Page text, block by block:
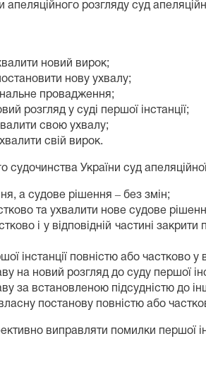
розгляду суд
новий вирок;
нову ухвалу;
провадження;
розгляд у суді першої інстанції;
свою ухвалу;
свій вирок.
судочинства України суд
а судове рішення ‒ без змін;
та ухвалити нове судове
і у відповідній частині
інстанції повністю або частково
на новий розгляд до суду першої
за встановленою підсудністю до
постанову повністю або
виправляти помилки першої